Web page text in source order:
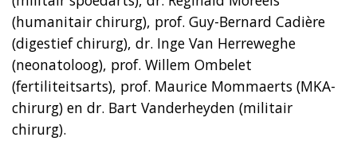
(humanitair chirurg), prof. Guy-Bernard Cadière
(digestief chirurg), dr. Inge Van Herreweghe
(neonatoloog), prof. Willem Ombelet
(fertiliteitsarts), prof. Maurice Mommaerts (MKA-
chirurg) en dr. Bart Vanderheyden (militair
chirurg).